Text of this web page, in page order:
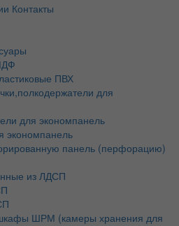
Контакты
ПВХ
для
для экономпанель
экономпанель
панель (перфорацию)
из ЛДСП
ШРМ (камеры хранения для